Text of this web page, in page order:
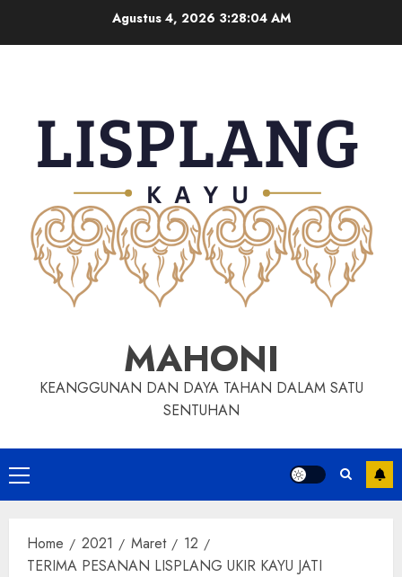
Agustus 4, 2026 3:28:05 AM
MAHONI
KEANGGUNAN DAN DAYA TAHAN DALAM SATU
SENTUHAN
Home 2021 Maret
12
TERIMA PESANAN LISPLANG UKIR KAYU JATI